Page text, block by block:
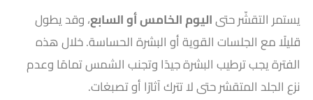
يستمر التقشّر حتىاليوم الخامس أو السابع، وقد يطول
قليلًا مع الجلسات القوية أو البشرة الحساسة. خلال هذه
الفترة يجب ترطيب البشرة جيدًا وتجنب الشمس تمامًا وعدم
نزع الجلد المتقشر حتى لا تترك آثارًا أو تصبغات.